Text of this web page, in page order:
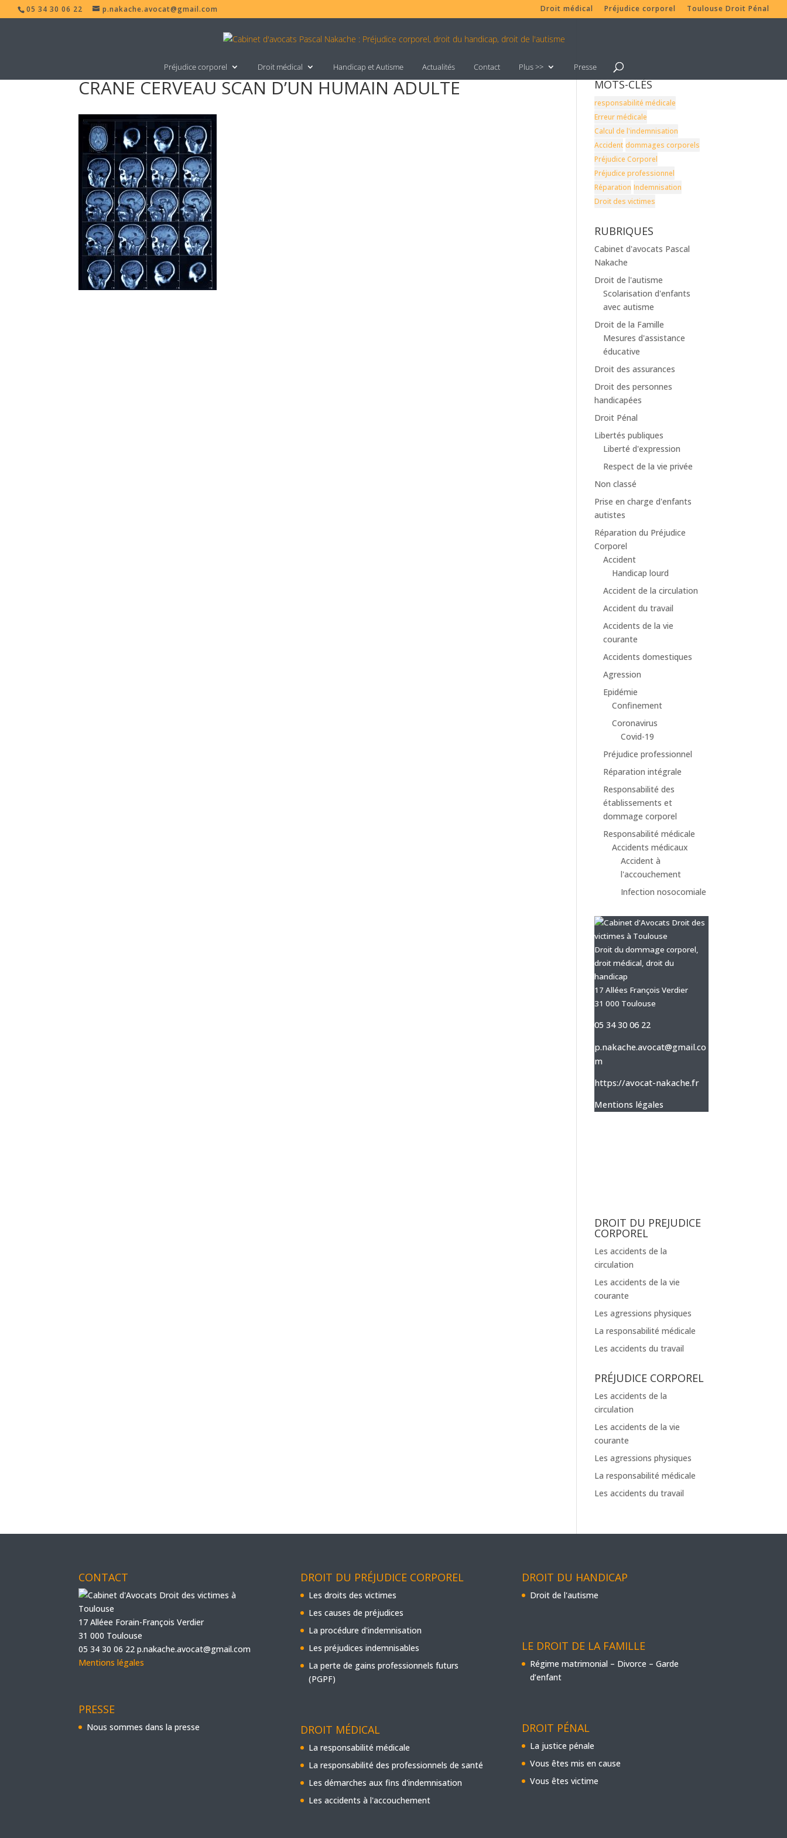
05 34 30 06 22 p.nakache.avocat@gmail.com Droit médical Préjudice corporel Toulouse Droit Pénal
Préjudice corporel Droit médical Handicap et Autisme Actualités Contact Plus >> Presse
CRANE CERVEAU SCAN D’UN HUMAIN ADULTE MOTS-CLÉS
responsabilité médicale
Erreur médicale
Calcul de l'indemnisation
Accident dommages corporels
Préjudice Corporel
Préjudice professionnel
Réparation Indemnisation
Droit des victimes
RUBRIQUES
Cabinet d'avocats Pascal
Nakache
Droit de l'autisme
Scolarisation d'enfants
avec autisme
Droit de la Famille
Mesures d'assistance
éducative
Droit des assurances
Droit des personnes
handicapées
Droit Pénal
Libertés publiques
Liberté d'expression
Respect de la vie privée
Non classé
Prise en charge d'enfants
autistes
Réparation du Préjudice
Corporel
Accident
Handicap lourd
Accident de la circulation
Accident du travail
Accidents de la vie
courante
Accidents domestiques
Agression
Epidémie
Confinement
Coronavirus
Covid-19
Préjudice professionnel
Réparation intégrale
Responsabilité des
établissements et
dommage corporel
Responsabilité médicale
Accidents médicaux
Accident à
l'accouchement
Infection nosocomiale
Droit du dommage corporel,
droit médical, droit du
handicap
17 Allées François Verdier
31 000 Toulouse
05 34 30 06 22
p.nakache.avocat@gmail.co
m
https://avocat-nakache.fr
Mentions légales
DROIT DU PREJUDICE
CORPOREL
Les accidents de la
circulation
Les accidents de la vie
courante
Les agressions physiques
La responsabilité médicale
Les accidents du travail
PRÉJUDICE CORPOREL
Les accidents de la
circulation
Les accidents de la vie
courante
Les agressions physiques
La responsabilité médicale
Les accidents du travail
CONTACT
17 Alléee Forain-François Verdier
31 000 Toulouse
05 34 30 06 22 p.nakache.avocat@gmail.com
Mentions légales
PRESSE
Nous sommes dans la presse
DROIT DU PRÉJUDICE CORPOREL
Les droits des victimes
Les causes de préjudices
La procédure d'indemnisation
Les préjudices indemnisables
La perte de gains professionnels futurs
(PGPF)
DROIT MÉDICAL
La responsabilité médicale
La responsabilité des professionnels de santé
Les démarches aux fins d'indemnisation
Les accidents à l'accouchement
DROIT DU HANDICAP
Droit de l'autisme
LE DROIT DE LA FAMILLE
Régime matrimonial – Divorce – Garde
d’enfant
DROIT PÉNAL
La justice pénale
Vous êtes mis en cause
Vous êtes victime